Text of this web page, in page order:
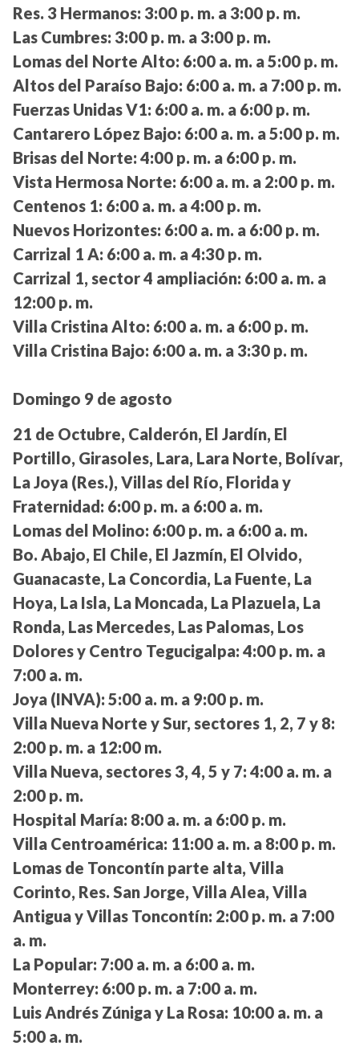
Res. 3 Hermanos: 3:00 p. m. a 3:00 p. m.
Las Cumbres: 3:00 p. m. a 3:00 p. m.
Lomas del Norte Alto: 6:00 a. m. a 5:00 p. m.
Altos del Paraíso Bajo: 6:00 a. m. a 7:00 p. m.
Fuerzas Unidas V1: 6:00 a. m. a 6:00 p. m.
Cantarero López Bajo: 6:00 a. m. a 5:00 p. m.
Brisas del Norte: 4:00 p. m. a 6:00 p. m.
Vista Hermosa Norte: 6:00 a. m. a 2:00 p. m.
Centenos 1: 6:00 a. m. a 4:00 p. m.
Nuevos Horizontes: 6:00 a. m. a 6:00 p. m.
Carrizal 1 A: 6:00 a. m. a 4:30 p. m.
Carrizal 1, sector 4 ampliación: 6:00 a. m. a
12:00 p. m.
Villa Cristina Alto: 6:00 a. m. a 6:00 p. m.
Villa Cristina Bajo: 6:00 a. m. a 3:30 p. m.
Domingo 9 de agosto
21 de Octubre, Calderón, El Jardín, El
Portillo, Girasoles, Lara, Lara Norte, Bolívar,
La Joya (Res.), Villas del Río, Florida y
Fraternidad: 6:00 p. m. a 6:00 a. m.
Lomas del Molino: 6:00 p. m. a 6:00 a. m.
Bo. Abajo, El Chile, El Jazmín, El Olvido,
Guanacaste, La Concordia, La Fuente, La
Hoya, La Isla, La Moncada, La Plazuela, La
Ronda, Las Mercedes, Las Palomas, Los
Dolores y Centro Tegucigalpa: 4:00 p. m. a
7:00 a. m.
Joya (INVA): 5:00 a. m. a 9:00 p. m.
Villa Nueva Norte y Sur, sectores 1, 2, 7 y 8:
2:00 p. m. a 12:00 m.
Villa Nueva, sectores 3, 4, 5 y 7: 4:00 a. m. a
2:00 p. m.
Hospital María: 8:00 a. m. a 6:00 p. m.
Villa Centroamérica: 11:00 a. m. a 8:00 p. m.
Lomas de Toncontín parte alta, Villa
Corinto, Res. San Jorge, Villa Alea, Villa
Antigua y Villas Toncontín: 2:00 p. m. a 7:00
a. m.
La Popular: 7:00 a. m. a 6:00 a. m.
Monterrey: 6:00 p. m. a 7:00 a. m.
Luis Andrés Zúniga y La Rosa: 10:00 a. m. a
5:00 a. m.